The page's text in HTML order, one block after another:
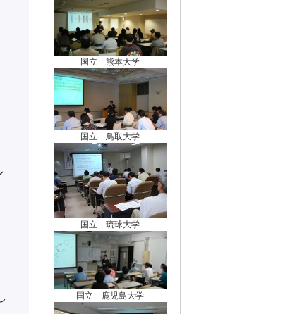
国立 熊本大学
国立 鳥取大学
国立 琉球大学
国立 鹿児島大学